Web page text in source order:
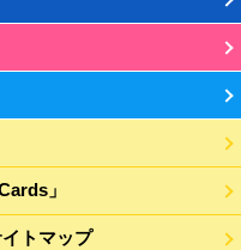
」
トマップ